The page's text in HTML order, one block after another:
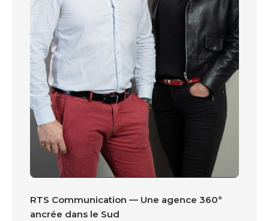
RTS Communication — Une agence 360°
ancrée dans le Sud